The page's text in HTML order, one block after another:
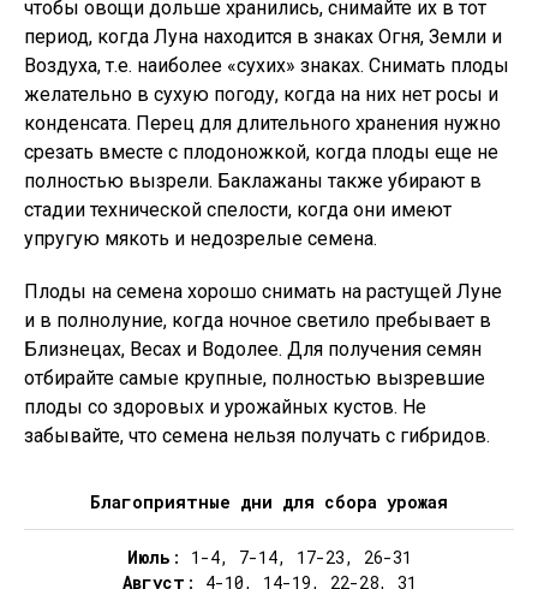
чтобы овощи дольше хранились, снимайте их в тот
период, когда Луна находится в знаках Огня, Земли и
Воздуха, т.е. наиболее «сухих» знаках. Снимать плоды
желательно в сухую погоду, когда на них нет росы и
конденсата. Перец для длительного хранения нужно
срезать вместе с плодоножкой, когда плоды еще не
полностью вызрели. Баклажаны также убирают в
стадии технической спелости, когда они имеют
упругую мякоть и недозрелые семена.
Плоды на семена хорошо снимать на растущей Луне
и в полнолуние, когда ночное светило пребывает в
Близнецах, Весах и Водолее. Для получения семян
отбирайте самые крупные, полностью вызревшие
плоды со здоровых и урожайных кустов. Не
забывайте, что семена нельзя получать с гибридов.
Благоприятные дни для сбора урожая
Июль : 1-4, 7-14, 17-23, 26-31
Август : 4-10, 14-19, 22-28, 31